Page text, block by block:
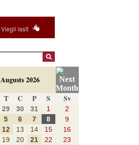
Viegli lasīt
Augusts 2026
T C P S Sv
29 30 31 1
2
5 6 7 8
9
12 13 14 15
16
19 20 21 22
23